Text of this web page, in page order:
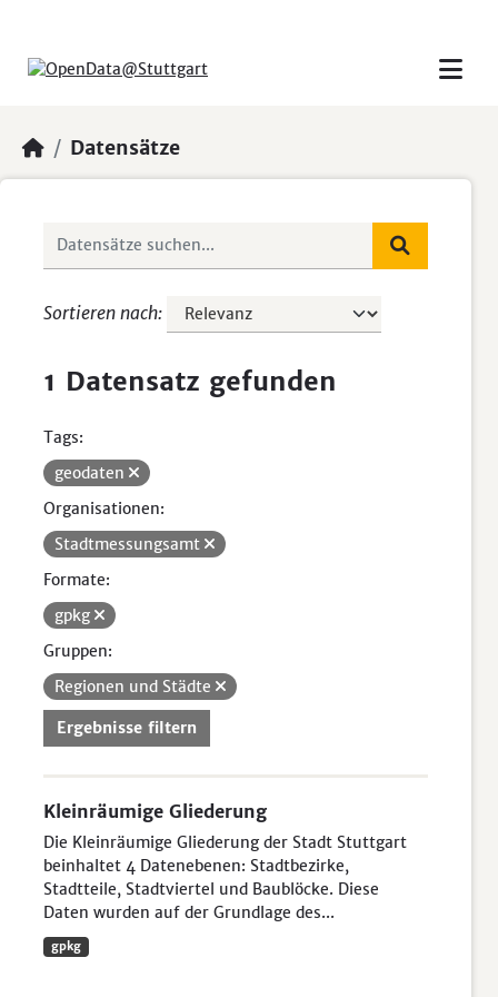
Datensätze
Sortieren nach
1 Datensatz gefunden
Tags:
geodaten
Organisationen:
Stadtmessungsamt
Formate:
gpkg
Gruppen:
Regionen und Städte
Ergebnisse filtern
Kleinräumige Gliederung
Die Kleinräumige Gliederung der Stadt Stuttgart
beinhaltet 4 Datenebenen: Stadtbezirke,
Stadtteile, Stadtviertel und Baublöcke. Diese
Daten wurden auf der Grundlage des...
gpkg